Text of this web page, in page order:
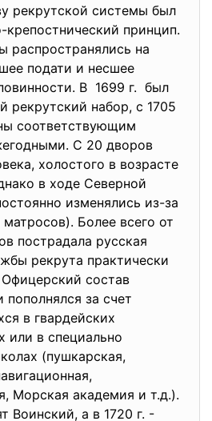
рекрутской системы был
принцип.
распространялись на
подати и несшее
В 1699 г. был
рекрутский набор, с 1705
соответствующим
С 20 дворов
холостого в возрасте
в ходе Северной
изменялись из-за
Более всего от
пострадала русская
рекрута практически
состав
за счет
в гвардейских
или в специально
(пушкарская,
Морская академия и т.д.).
Воинский, а в 1720 г. -